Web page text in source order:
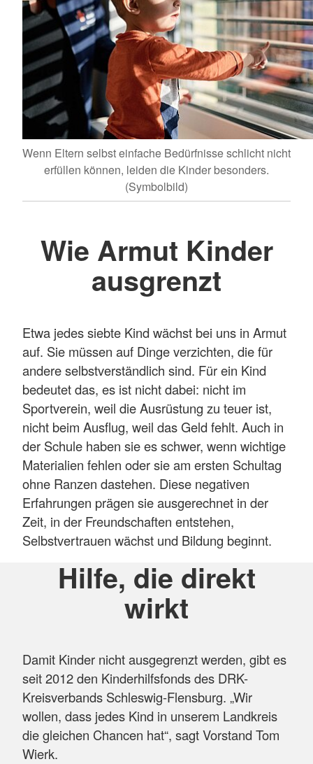
Wenn Eltern selbst einfache Bedürfnisse schlicht nicht
erfüllen können, leiden die Kinder besonders.
(Symbolbild)
Wie Armut Kinder
ausgrenzt
Etwa jedes siebte Kind wächst bei uns in Armut
auf. Sie müssen auf Dinge verzichten, die für
andere selbstverständlich sind. Für ein Kind
bedeutet das, es ist nicht dabei: nicht im
Sportverein, weil die Ausrüstung zu teuer ist,
nicht beim Ausflug, weil das Geld fehlt. Auch in
der Schule haben sie es schwer, wenn wichtige
Materialien fehlen oder sie am ersten Schultag
ohne Ranzen dastehen. Diese negativen
Erfahrungen prägen sie ausgerechnet in der
Zeit, in der Freundschaften entstehen,
Selbstvertrauen wächst und Bildung beginnt.
Hilfe, die direkt
wirkt
Damit Kinder nicht ausgegrenzt werden, gibt es
seit 2012 den Kinderhilfsfonds des DRK-
Kreisverbands Schleswig-Flensburg. „Wir
wollen, dass jedes Kind in unserem Landkreis
die gleichen Chancen hat“, sagt Vorstand Tom
Wierk.